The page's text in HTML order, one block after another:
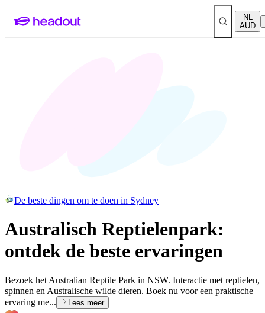
NL
AUD
De beste dingen om te doen in Sydney
Australisch Reptielenpark:
ontdek de beste ervaringen
Bezoek het Australian Reptile Park in NSW. Interactie met reptielen,
spinnen en Australische wilde dieren. Boek nu voor een praktische
ervaring me...
Lees meer